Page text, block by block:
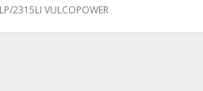
2315LI VULCOPOWER